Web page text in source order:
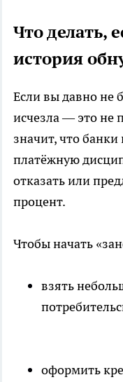
Что делать,
история
Если вы давно не
исчезла — это не
значит, что
платёжную
отказать или
процент.
Чтобы начать
взять
оформить